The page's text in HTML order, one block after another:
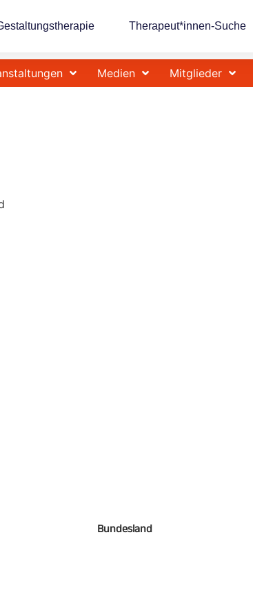
Therapeut*innen-Suche
Medien Mitglieder
Bundesland